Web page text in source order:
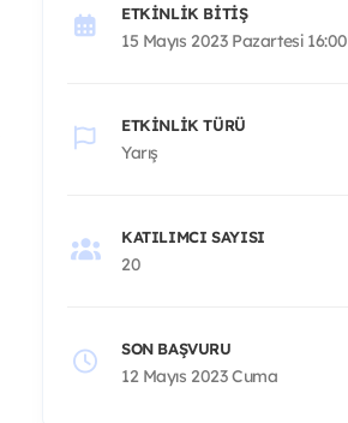
ETKINLIK BITIŞ
15 Mayıs 2023 Pazartesi 16:00
ETKINLIK TÜRÜ
Yarış
KATILIMCI SAYISI
20
SON BAŞVURU
12 Mayıs 2023 Cuma